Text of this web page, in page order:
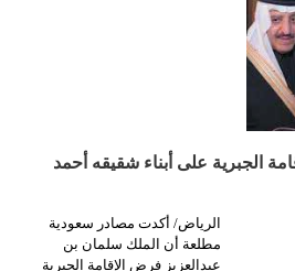
الجبرية على أبناء شقيقه أحمد
الرياض/ أكدت مصادر سعودية
مطلعة أن الملك سلمان بن
عبدالعزيز فرض الإقامة الجبرية